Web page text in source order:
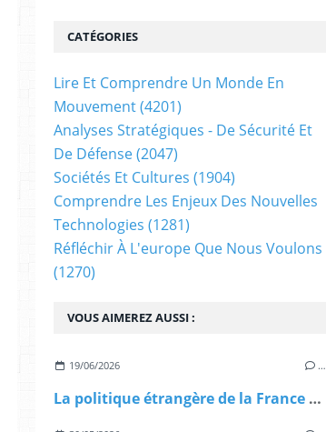
VOUS AIMEREZ AUSSI :
19/06/2026 …
La politique étrangère de la France depuis 2007 - Ruptures avec l'héritage gaulliste et perte du statut d'Etat refuge
CATÉGORIES
Lire Et Comprendre Un Monde En
Mouvement(4201)
Analyses Stratégiques - De Sécurité Et
De Défense(2047)
Sociétés Et Cultures (1904)
Comprendre Les Enjeux Des Nouvelles
Technologies (1281)
Réfléchir À L'europe Que Nous Voulons
(1270)